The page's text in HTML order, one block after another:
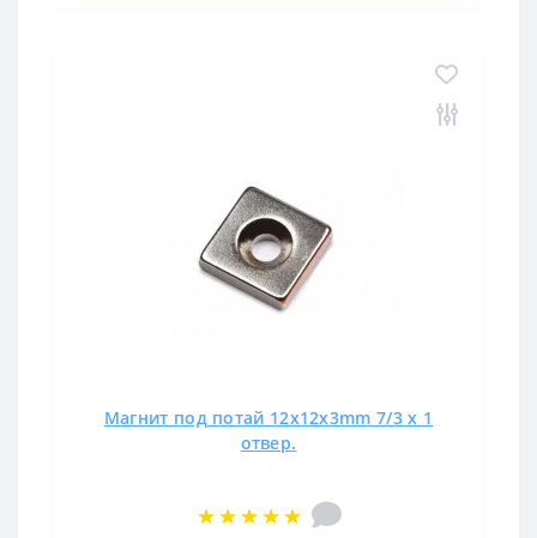
Магнит под потай 12x12x3mm 7/3 х 1
отвер.